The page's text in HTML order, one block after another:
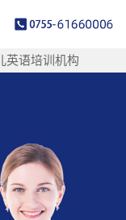
英语培训机构